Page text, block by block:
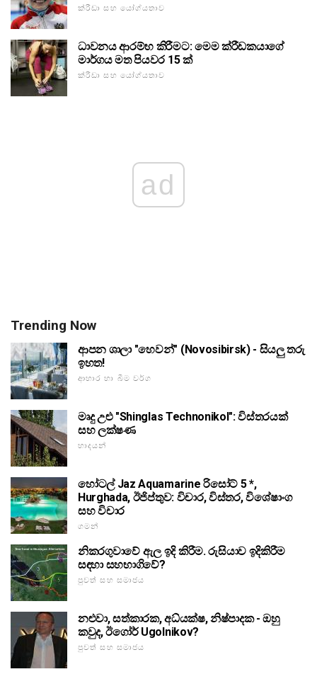
ක්රීඩා සහ යෝග්යතාව
ධාවනය ආරම්භ කිරීමට: මෙම ක්රීඩකයාගේ
මාර්ගය මත පියවර 15 ක්
ක්රීඩා සහ යෝග්යතාව
ad
Trending Now
ආපන ශාලා "හෙවන්" (Novosibirsk) - සියලු තරු
ඉහත!
ආහාර හා බීම වර්ග
මෘදු උළු "Shinglas Technonikol": විස්තරයක්
සහ ලක්ෂණ
හාදයන්
හෝටල් Jaz Aquamarine රිසෝට් 5 *,
Hurghada, ඊජිප්තුව: විචාර, විස්තර, විශේෂාංග
සහ විචාර
ගමන්
නිකරගුවාවේ ඇල ඉදි කිරීම. රුසියාව ඉදිකිරීම
සඳහා සහභාගිවේ?
පුවත් සහ සමාජය
නළුවා, සත්කාරක, අධ්යක්ෂ, නිෂ්පාදක - ඔහු
කවුද, ඊගෝර් Ugolnikov?
පුවත් සහ සමාජය